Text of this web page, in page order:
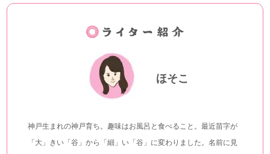
ほそこ
神戸生まれの神戸育ち。趣味はお風呂と食べること。最近苗字が
「大」きい「谷」から「細」い「谷」に変わりました。名前に見